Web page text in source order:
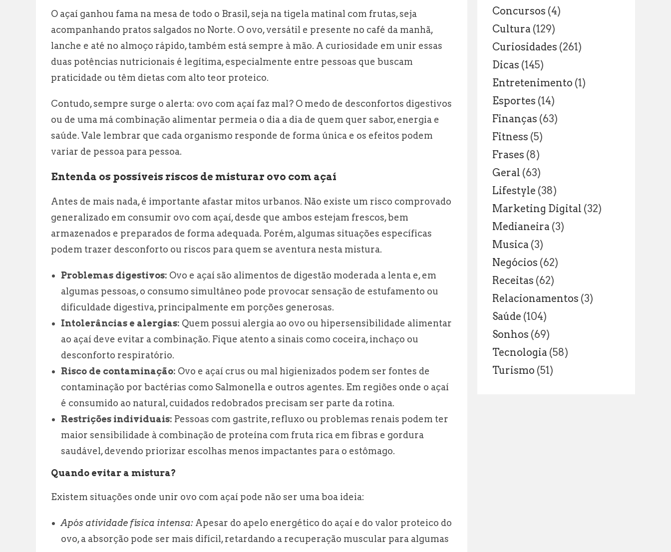
O açaí ganhou fama na mesa de todo o Brasil, seja na tigela matinal com frutas, seja
acompanhando pratos salgados no Norte. O ovo, versátil e presente no café da manhã,
lanche e até no almoço rápido, também está sempre à mão. A curiosidade em unir essas
duas potências nutricionais é legítima, especialmente entre pessoas que buscam
praticidade ou têm dietas com alto teor proteico.
Contudo, sempre surge o alerta: ovo com açaí faz mal? O medo de desconfortos digestivos
ou de uma má combinação alimentar permeia o dia a dia de quem quer sabor, energia e
saúde. Vale lembrar que cada organismo responde de forma única e os efeitos podem
variar de pessoa para pessoa.
Entenda os possíveis riscos de misturar ovo com açaí
Antes de mais nada, é importante afastar mitos urbanos. Não existe um risco comprovado
generalizado em consumir ovo com açaí, desde que ambos estejam frescos, bem
armazenados e preparados de forma adequada. Porém, algumas situações específicas
podem trazer desconforto ou riscos para quem se aventura nesta mistura.
Problemas digestivos: Ovo e açaí são alimentos de digestão moderada a lenta e, em
algumas pessoas, o consumo simultâneo pode provocar sensação de estufamento ou
dificuldade digestiva, principalmente em porções generosas.
Intolerâncias e alergias: Quem possui alergia ao ovo ou hipersensibilidade alimentar
ao açaí deve evitar a combinação. Fique atento a sinais como coceira, inchaço ou
desconforto respiratório.
Risco de contaminação: Ovo e açaí crus ou mal higienizados podem ser fontes de
contaminação por bactérias como Salmonella e outros agentes. Em regiões onde o açaí
é consumido ao natural, cuidados redobrados precisam ser parte da rotina.
Restrições individuais: Pessoas com gastrite, refluxo ou problemas renais podem ter
maior sensibilidade à combinação de proteína com fruta rica em fibras e gordura
saudável, devendo priorizar escolhas menos impactantes para o estômago.
Quando evitar a mistura?
Existem situações onde unir ovo com açaí pode não ser uma boa ideia:
Após atividade física intensa: Apesar do apelo energético do açaí e do valor proteico do
ovo, a absorção pode ser mais difícil, retardando a recuperação muscular para algumas
Concursos (4)
Cultura (129)
Curiosidades (261)
Dicas (145)
Entretenimento (1)
Esportes (14)
Finanças (63)
Fitness (5)
Frases (8)
Geral (63)
Lifestyle (38)
Marketing Digital (32)
Medianeira (3)
Musica (3)
Negócios (62)
Receitas (62)
Relacionamentos (3)
Saúde (104)
Sonhos (69)
Tecnologia (58)
Turismo (51)